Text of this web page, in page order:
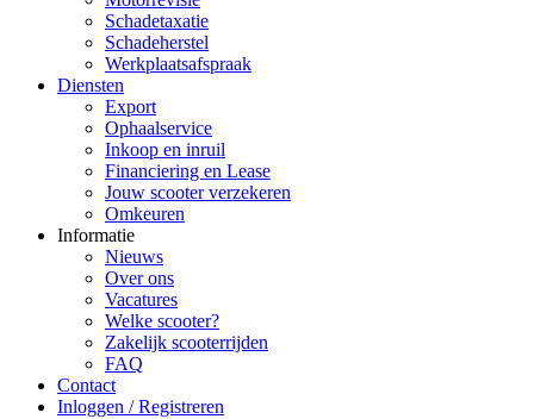
Schadetaxatie
Schadeherstel
Werkplaatsafspraak
Diensten
Export
Ophaalservice
Inkoop en inruil
Financiering en Lease
Jouw scooter verzekeren
Omkeuren
Informatie
Nieuws
Over ons
Vacatures
Welke scooter?
Zakelijk scooterrijden
FAQ
Contact
Inloggen / Registreren